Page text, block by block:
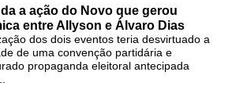
a ação do Novo que gerou
entre Allyson e Álvaro Dias
dos dois eventos teria desvirtuado a
de uma convenção partidária e
propaganda eleitoral antecipada